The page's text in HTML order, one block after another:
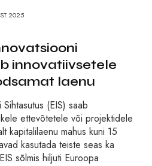
2025
innovatiivsetele
laenu
(EIS) saab
ettevõtetele või projektidele
kapitalilaenu mahus kuni 15
kasutada teiste seas ka
sõlmis hiljuti Euroopa